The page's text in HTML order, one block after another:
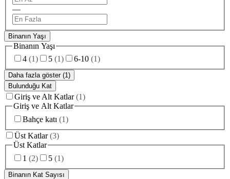
—
Binanın Yaşı
Binanın Yaşı
4 (1) 5 (1) 6-10 (1)
Daha fazla göster (1)
Bulunduğu Kat
Giriş ve Alt Katlar (1)
Giriş ve Alt Katlar
Bahçe katı (1)
Üst Katlar (3)
Üst Katlar
1 (2) 5 (1)
Binanın Kat Sayısı